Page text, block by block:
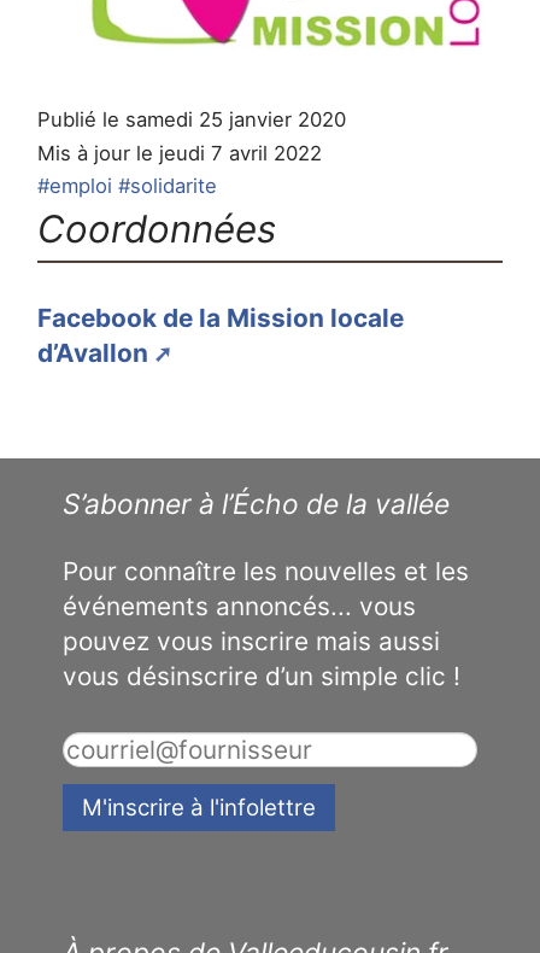
Publié le samedi 25 janvier 2020
Mis à jour le jeudi 7 avril 2022
#emploi #solidarite
Coordonnées
Facebook de la Mission locale
d’Avallon
S’abonner à l’Écho de la vallée
Pour connaître les nouvelles et les
événements annoncés... vous
pouvez vous inscrire mais aussi
vous désinscrire d’un simple clic !